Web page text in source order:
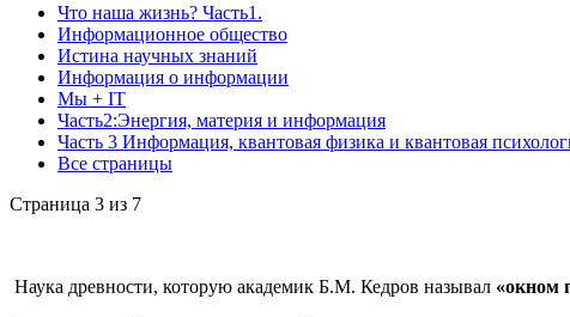
Что наша жизнь? Часть1.
Информационное общество
Истина научных знаний
Информация о информации
Мы + IT
Часть2:Энергия, материя и информация
Часть 3 Информация, квантовая физика и квантовая
Все страницы
Страница 3 из 7
Наука древности, которую академик Б.М. Кедров называл «окном